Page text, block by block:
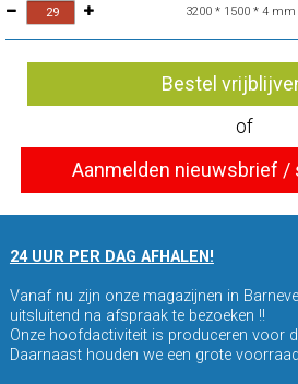
3200 * 1500 * 4 mm
Bestel
of
Aanmelden nieuwsbrief /
24 UUR PER DAG AFHALEN!
Vanaf nu zijn onze magazijnen in
uitsluitend na afspraak te bezoeken !!
Onze hoofdactiviteit is produceren voor
Daarnaast houden we een grote